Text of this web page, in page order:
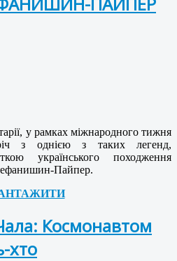
у рамках міжнародного тижня
з однією з таких легенд,
українського походження
Пайпер.
Космонавтом
хто